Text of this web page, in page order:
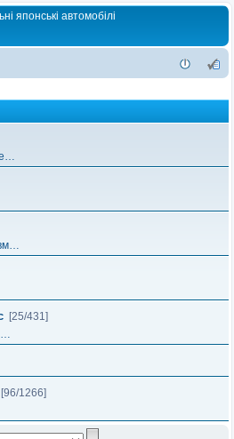
японські автомобілі
[25/431]
…
[96/1266]